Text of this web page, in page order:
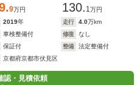
9万円 130. 1万円
2019年 走行 4.0万km
車検整備付 修復
なし
保証付 整備
法定整備付
京都府京都市伏見区
認・見積依頼